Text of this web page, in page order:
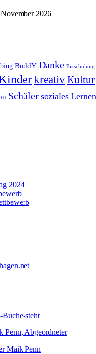
2026
BuddY Danke Einschulung
kreativKultur
Schüler soziales Lernen
2024
Buche-steht
Penn, Abgeordneter
Maik Penn